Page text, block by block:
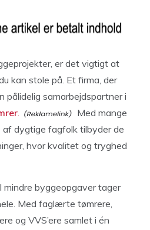
er det vigtigt at
kan stole på. Et firma, der
pålidelig samarbejdspartner i
.
Med mange
dygtige fagfolk tilbyder de
hvor kvalitet og tryghed
mindre byggeopgaver tager
Med faglærte tømrere,
og VVS’ere samlet i én